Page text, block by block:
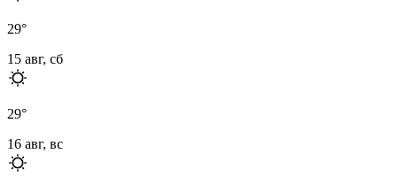
29°
15 авг, сб
29°
16 авг, вс